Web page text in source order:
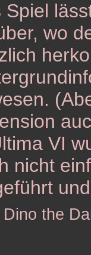
Spiel
wo
VI
nicht
Dino the